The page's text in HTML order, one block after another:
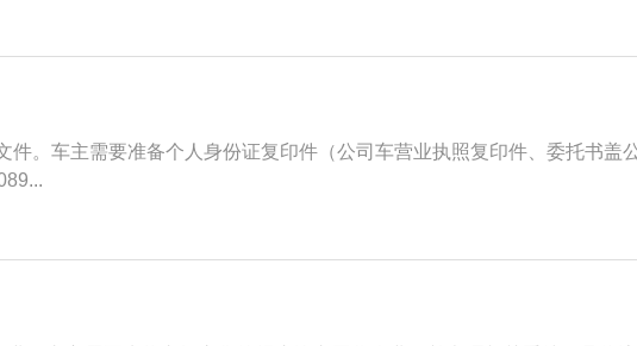
。车主需要准备个人身份证复印件（公司车营业执照复印件、委托书盖